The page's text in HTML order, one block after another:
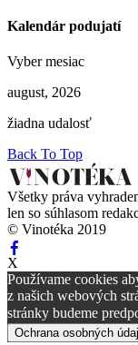
Kalendár podujatí
Vyber mesiac
august, 2026
žiadna udalosť
Back To Top
Všetky práva
len so súhlasom
© Vinotéka 2019
X
Používame cookies
z našich webových
stránky budeme
Ochrana osobných